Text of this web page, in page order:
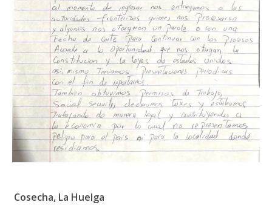
Cosecha, La Huelga